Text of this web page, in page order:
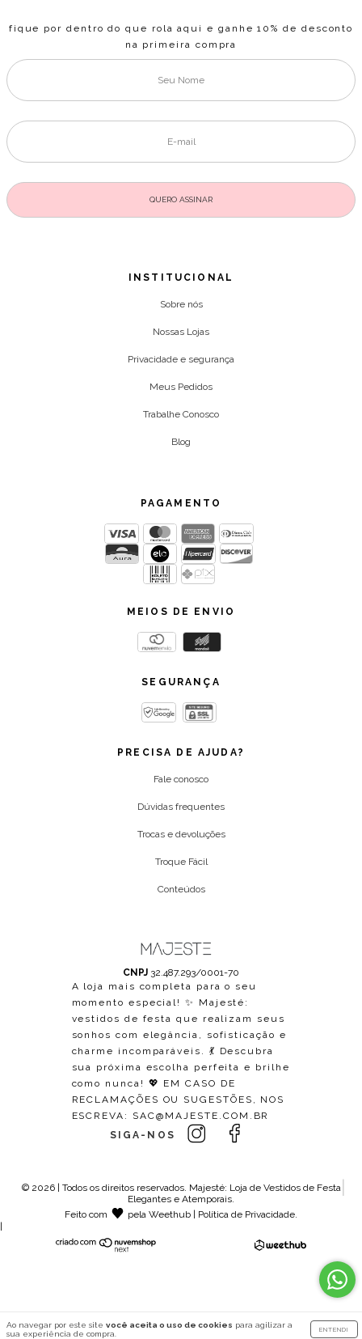
Ao navegar por este site você aceita o uso de cookies para agilizar a
sua experiência de compra.
ENTENDI
fique por dentro do que rola aqui e ganhe 10% de desconto
na primeira compra
INSTITUCIONAL
Sobre nós
Nossas Lojas
Privacidade e segurança
Meus Pedidos
Trabalhe Conosco
Blog
PAGAMENTO
MEIOS DE ENVIO
SEGURANÇA
PRECISA DE AJUDA?
Fale conosco
Dúvidas frequentes
Trocas e devoluções
Troque Fácil
Conteúdos
CNPJ 32.487.293/0001-70
A loja mais completa para o seu
momento especial! ✨ Majesté:
vestidos de festa que realizam seus
sonhos com elegância, sofisticação e
charme incomparáveis. 💃 Descubra
sua próxima escolha perfeita e brilhe
como nunca! 💖 EM CASO DE
RECLAMAÇÕES OU SUGESTÕES, NOS
ESCREVA: SAC@MAJESTE.COM.BR
SIGA-NOS
© 2026 | Todos os direitos reservados. Majesté: Loja de Vestidos de Festa
Elegantes e Atemporais.
Feito com
pelaWeethub Política de Privacidade.
|